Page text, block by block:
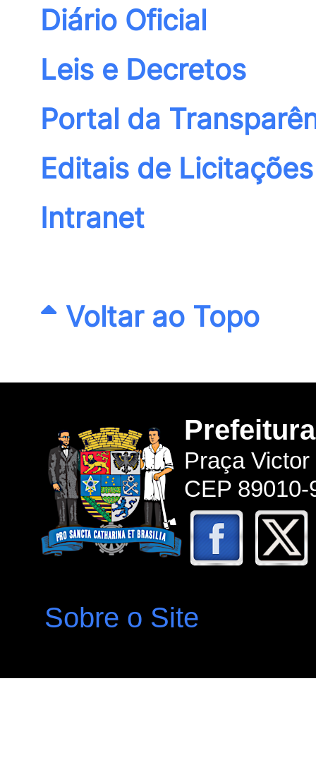
Diário Oficial
Leis e Decretos
Portal da
Editais de Licitações
Intranet
Voltar ao Topo
Praça Victor
CEP 89010-
Sobre o Site